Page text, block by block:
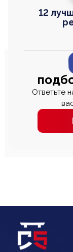
12
Ответьте